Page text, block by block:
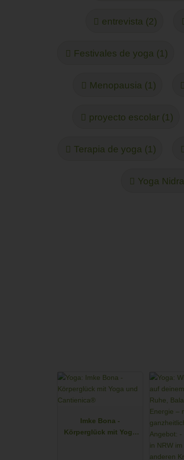
entrevista (2)
Festivales de yoga (1)
Menopausia (1)
proyecto escolar (1)
Terapia de yoga (1)
Yoga
Imke Bona -
Körperglück mit Yoga